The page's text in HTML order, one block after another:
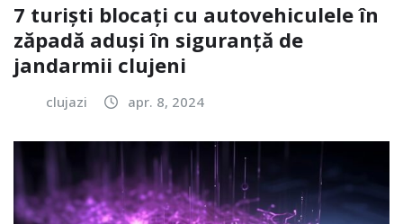
7 turiști blocați cu autovehiculele în
zăpadă aduși în siguranță de
jandarmii clujeni
clujazi apr. 8, 2024